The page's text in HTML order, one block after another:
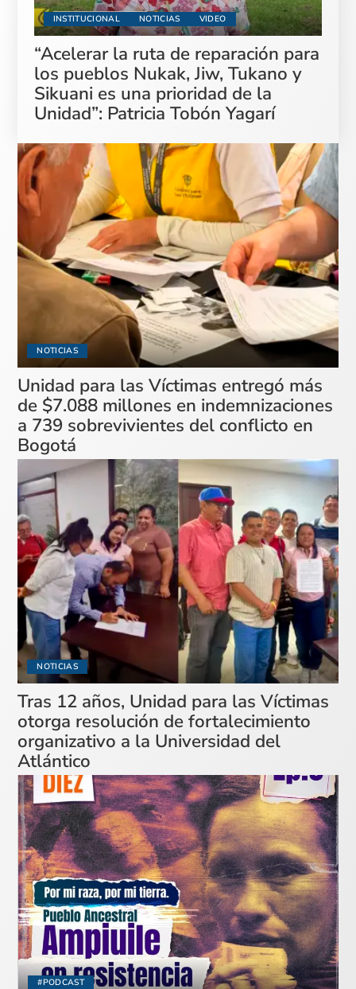
INSTITUCIONAL NOTICIAS VIDEO
“Acelerar la ruta de reparación para
los pueblos Nukak, Jiw, Tukano y
Sikuani es una prioridad de la
Unidad”: Patricia Tobón Yagarí
NOTICIAS
Unidad para las Víctimas entregó más
de $7.088 millones en indemnizaciones
a 739 sobrevivientes del conflicto en
Bogotá
NOTICIAS
Tras 12 años, Unidad para las Víctimas
otorga resolución de fortalecimiento
organizativo a la Universidad del
Atlántico
#PODCAST